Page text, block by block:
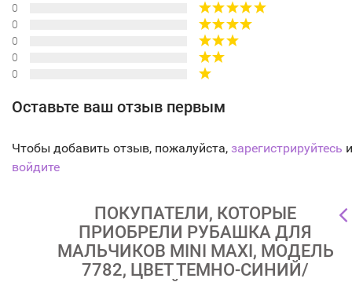
0
0
0
0
0
Оставьте ваш отзыв первым
Чтобы добавить отзыв, пожалуйста, зарегистрируйтесь
войдите
ПОКУПАТЕЛИ, КОТОРЫЕ
ПРИОБРЕЛИ РУБАШКА ДЛЯ
МАЛЬЧИКОВ MINI MAXI, МОДЕЛЬ
7782, ЦВЕТ ТЕМНО-СИНИЙ/